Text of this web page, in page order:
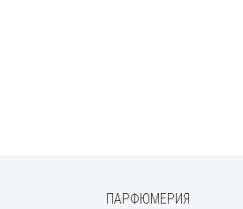
ПАРФЮМЕРИЯ